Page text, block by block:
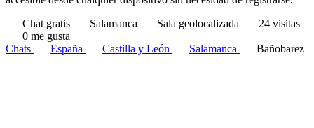
Chat gratis
Salamanca Sala geolocalizada
24 visitas
0 me gusta
Chats
España Castilla y León Salamanca Bañobarez